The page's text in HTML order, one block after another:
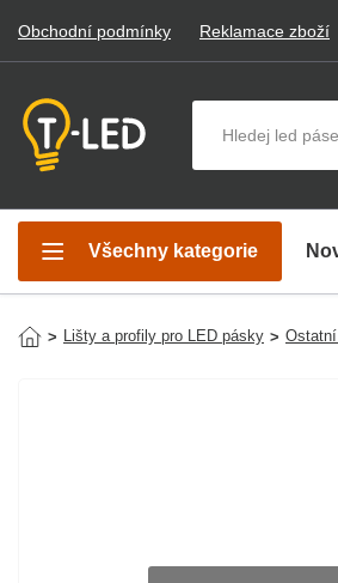
Obchodní podmínky Reklamace zboží
Všechny kategorie
> Lišty a profily pro LED pásky >